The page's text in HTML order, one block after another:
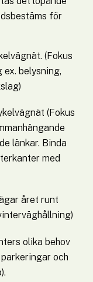
för
(Fokus
belysning,
(Fokus
länkar. Binda
med
året runt
olika behov
och